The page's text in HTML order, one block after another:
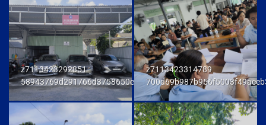
z7113423292851
58943769d291766d3758650e972d81fd
z7113423314789